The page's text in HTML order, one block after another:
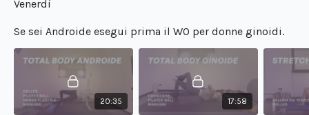
Venerdì
Se sei Androide esegui prima il WO per donne ginoidi.
20:35 17:58